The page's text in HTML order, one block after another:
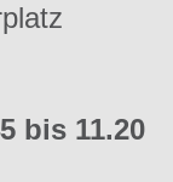
bis 11.20